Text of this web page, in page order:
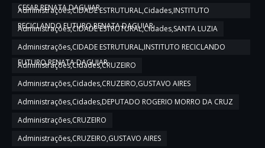
CESAR,RENATA DAGUIAR
Administrações,CIDADE ESTRUTURAL,Cidades,INSTITUTO
RECICLANDO FUTURO,RENATA DAGUIAR
Administrações,CIDADE ESTRUTURAL,Cidades,SANTA LUZIA
Administrações,CIDADE ESTRUTURAL,INSTITUTO RECICLANDO
FUTURO,RENATA DAGUIAR
Administrações,Cidades,CRUZEIRO
Administrações,Cidades,CRUZEIRO,GUSTAVO AIRES
Administrações,Cidades,DEPUTADO ROGERIO MORRO DA CRUZ
Administrações,CRUZEIRO
Administrações,CRUZEIRO,GUSTAVO AIRES